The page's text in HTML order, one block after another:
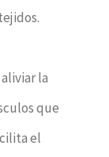
la
que
el